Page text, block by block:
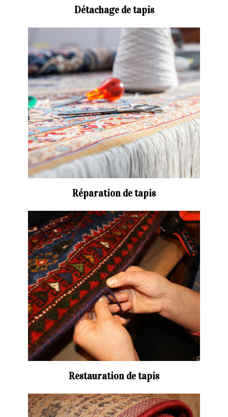
Détachage de tapis
Réparation de tapis
Restauration de tapis